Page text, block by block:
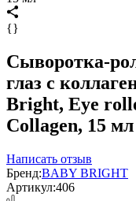
{}
Сыворотка-
глаз с
Bright, Eye
Collagen, 15 мл
Написать отзыв
Бренд:BABY BRIGHT
Артикул:406